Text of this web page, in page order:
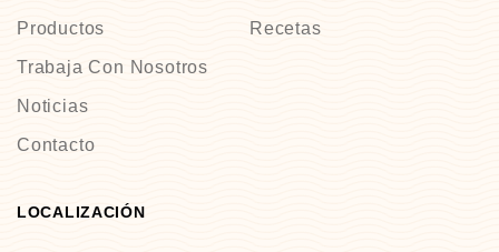
Productos
Trabaja Con Nosotros
Noticias
Contacto
Recetas
LOCALIZACIÓN